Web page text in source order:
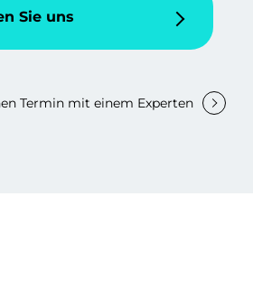
Sie uns
Termin mit einem Experten